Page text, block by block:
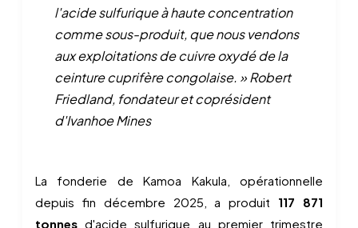
l'acide sulfurique à haute concentration
comme sous-produit, que nous vendons
aux exploitations de cuivre oxydé de la
ceinture cuprifère congolaise. » Robert
Friedland, fondateur et coprésident
d'Ivanhoe Mines
La fonderie de Kamoa Kakula, opérationnelle
depuis fin décembre 2025, a produit 117 871
tonnes d'acide sulfurique au premier trimestre